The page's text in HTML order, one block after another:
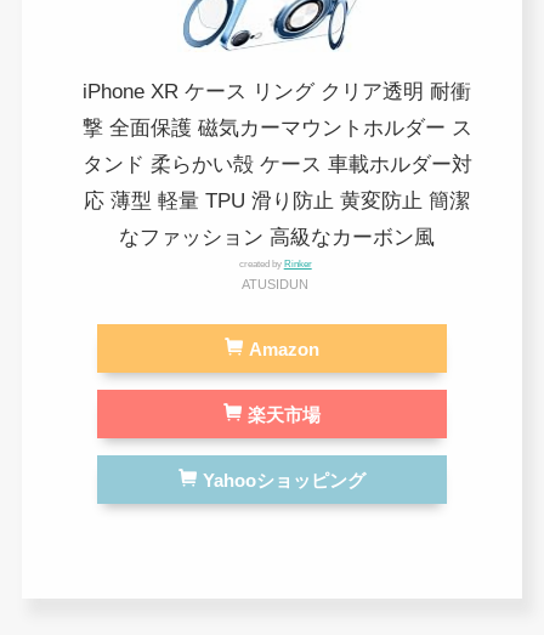
iPhone XR ケース リング クリア透明 耐衝
撃 全面保護 磁気カーマウントホルダー ス
タンド 柔らかい殻 ケース 車載ホルダー対
応 薄型 軽量 TPU 滑り防止 黄変防止 簡潔
なファッション 高級なカーボン風
created by Rinker
ATUSIDUN
Amazon
楽天市場
Yahooショッピング